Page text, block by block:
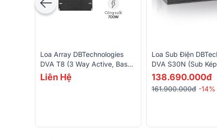
Loa Array DBTechnologies
DVA T8 (3 Way Active, Bass
20cm, 2 Treble, 1 Mid, Từ
Neo, 700W RMS)
Liên Hệ
Loa Sub Điện
DVA S30N (Sub
3000W RMS, SPL
DSP)
138.690.000đ
161.900.000đ -14%